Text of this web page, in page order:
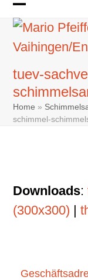
Skip
content
Open
Close
tuev-
Home »
schimmel-
Downloads:
(300x300) |